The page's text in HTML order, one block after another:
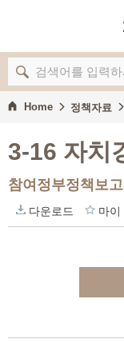
Home 정책자료
3-16 자치
참여정부정책보
다운로드 마이